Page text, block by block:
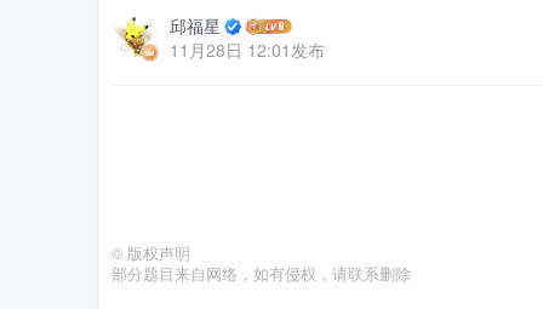
邱福星
11月28日 12:01发布
© 版权声明
部分题目来自网络，如有侵权，请联系删除